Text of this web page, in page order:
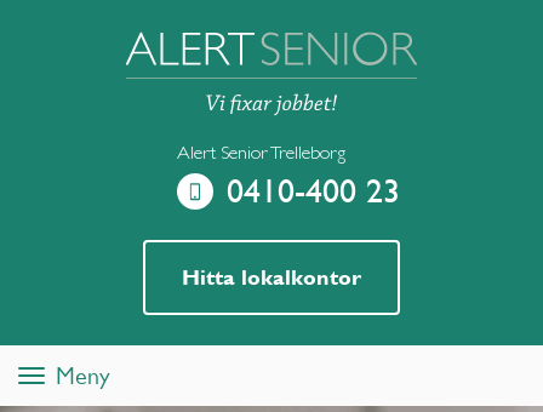
Alert Senior Trelleborg
0410-400 23
Hitta lokalkontor
ToggleMeny